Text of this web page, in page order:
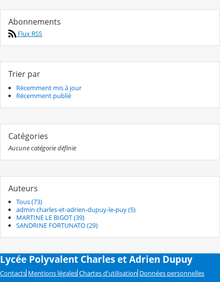
Abonnements
Flux RSS
Trier par
Récemment mis à jour
Récemment publié
Catégories
Aucune catégorie définie
Auteurs
Tous (73)
admin charles-et-adrien-dupuy-le-puy (5)
MARTINE LE BIGOT (39)
SANDRINE FORTUNATO (29)
Lycée Polyvalent Charles et Adrien Dupuy
Contacts Mentions légales Chartes d'utilisation Données personnelles